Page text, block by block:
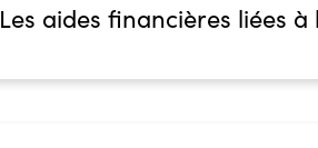
Les aides financières liées